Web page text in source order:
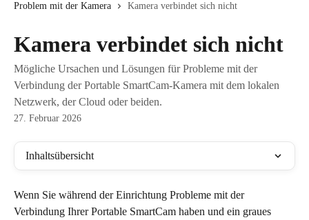
Problem mit der Kamera
Kamera verbindet sich nicht
Kamera verbindet sich nicht
Mögliche Ursachen und Lösungen für Probleme mit der
Verbindung der Portable SmartCam-Kamera mit dem lokalen
Netzwerk, der Cloud oder beiden.
27. Februar 2026
Inhaltsübersicht
Wenn Sie während der Einrichtung Probleme mit der
Verbindung Ihrer Portable SmartCam haben und ein graues